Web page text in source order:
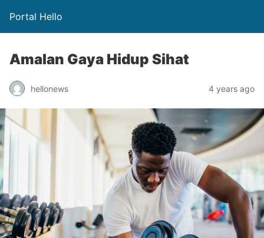
Portal Hello
Amalan Gaya Hidup Sihat
hellonews 4 years ago